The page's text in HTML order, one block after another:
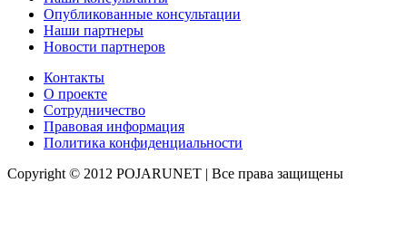
Опубликованные консультации
Наши партнеры
Новости партнеров
Контакты
О проекте
Сотрудничество
Правовая информация
Политика конфиденциальности
Copyright © 2012 POJARUNET | Все права защищены